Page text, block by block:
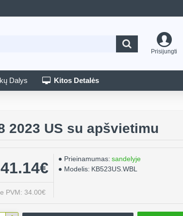
Prisijungti
Dalys Kitos Detalės
2023 US su apšvietimu
41.14€
PVM: 34.00€
Prieinamumas: sandelyje
Modelis: KB523US.WBL